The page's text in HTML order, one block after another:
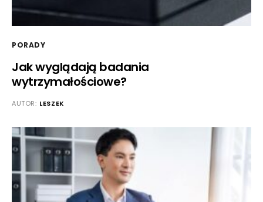
PORADY
Jak wyglądają badania
wytrzymałościowe?
AUTOR: LESZEK